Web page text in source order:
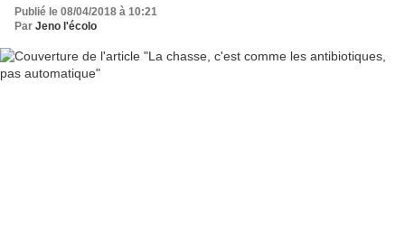
Publié le 08/04/2018 à 10:21
Par Jeno l'écolo